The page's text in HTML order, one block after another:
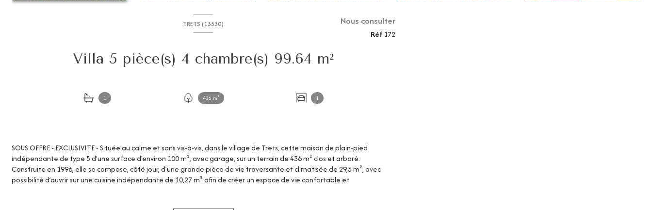
TRETS (13530)
Villa 5 pièce(s) 4 chambre(s) 99.64 m²
1 436 m² 1
Nous consulter
Réf 172
SOUS OFFRE - EXCLUSIVITE - Située au calme et sans vis-à-vis, dans le village de Trets, cette maison de plain-pied
indépendante de type 5 d'une surface d'environ 100 m², avec garage, sur un terrain de 436 m² clos et arboré.
Construite en 1996, elle se compose, côté jour, d’une grande pièce de vie traversante et climatisée de 29,5 m², avec
possibilité d’ouvrir sur une cuisine indépendante de 10,27 m² afin de créer un espace de vie confortable et